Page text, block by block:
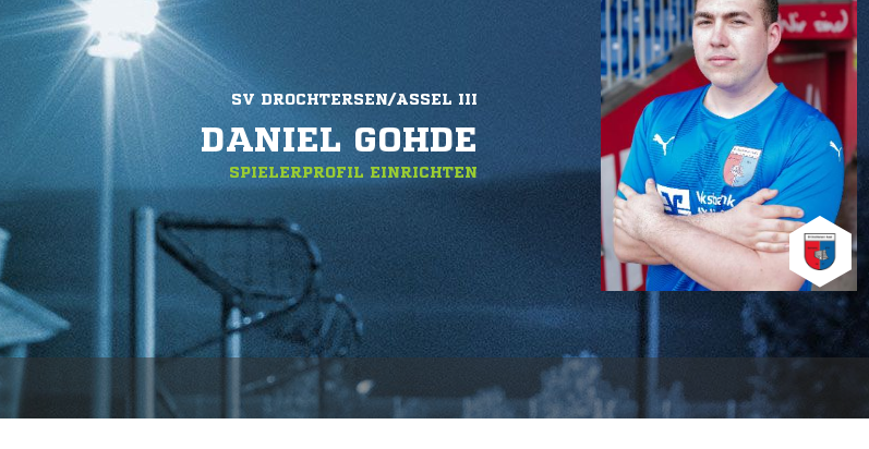
SV DROCHTERSEN/ASSEL III
DANIEL GOHDE
SPIELERPROFIL EINRICHTEN